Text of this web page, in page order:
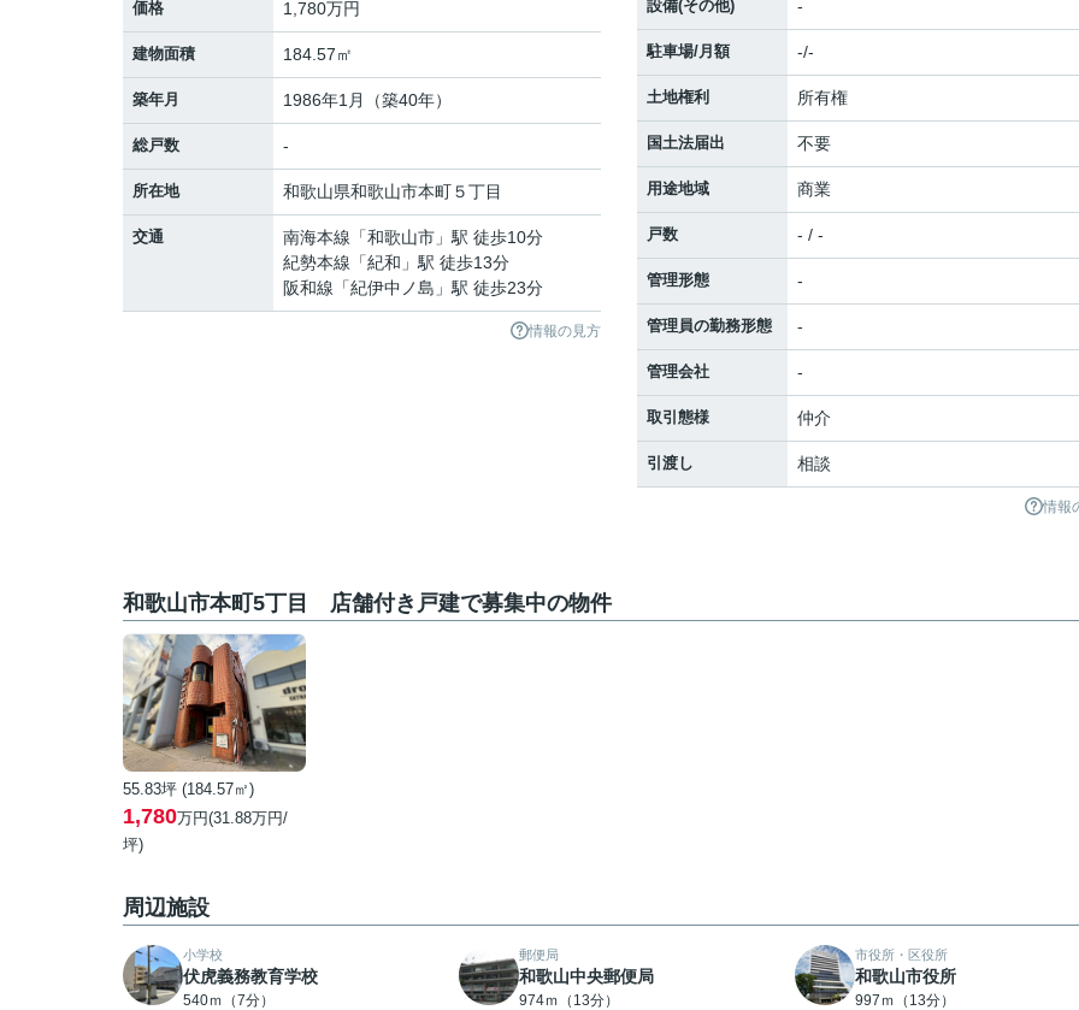
価格 1,780万円
建物面積 184.57㎡
築年月 1986年1月（築40年）
総戸数 -
所在地 和歌山県和歌山市本町５丁目
交通 南海本線 「和歌山市 」駅 徒歩10分
紀勢本線 「紀和 」駅 徒歩13分
阪和線 「紀伊中ノ島 」駅 徒歩23分
情報の見方
設備(その他) -
駐車場/月額 -/-
土地権利 所有権
国土法届出 不要
用途地域 商業
戸数 - / -
管理形態 -
管理員の勤務形態 -
管理会社 -
取引態様 仲介
引渡し 相談
情報
和歌山市本町5丁目 店舗付き戸建で募集中の物件
55.83坪 (184.57㎡)
1,780万円(31.88万円/
坪)
周辺施設
小学校
伏虎義務教育学校
540ｍ（7分）
郵便局
和歌山中央郵便局
974ｍ（13分）
市役所・区役所
和歌山市役所
997ｍ（13分）